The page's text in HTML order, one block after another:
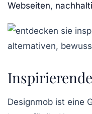
Webseiten,
Designmob ist eine